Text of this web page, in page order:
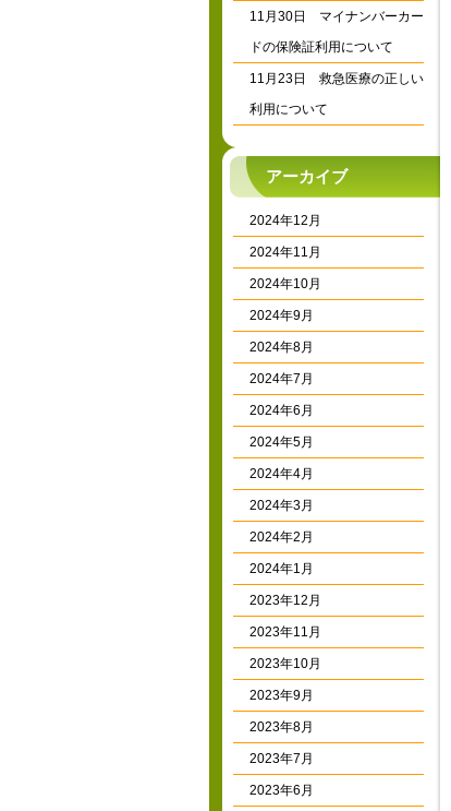
11月30日 マイナンバーカー
ドの保険証利用について
11月23日 救急医療の正しい
利用について
アーカイブ
2024年12月
2024年11月
2024年10月
2024年9月
2024年8月
2024年7月
2024年6月
2024年5月
2024年4月
2024年3月
2024年2月
2024年1月
2023年12月
2023年11月
2023年10月
2023年9月
2023年8月
2023年7月
2023年6月